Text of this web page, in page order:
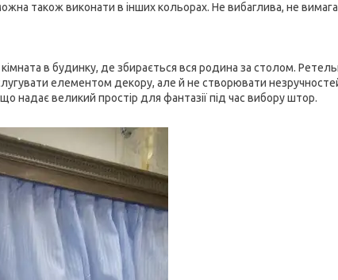
також виконати в інших кольорах. Не вибаглива, не
в будинку, де збирається вся родина за столом.
елементом декору, але й не створювати
надає великий простір для фантазії під час вибору штор.